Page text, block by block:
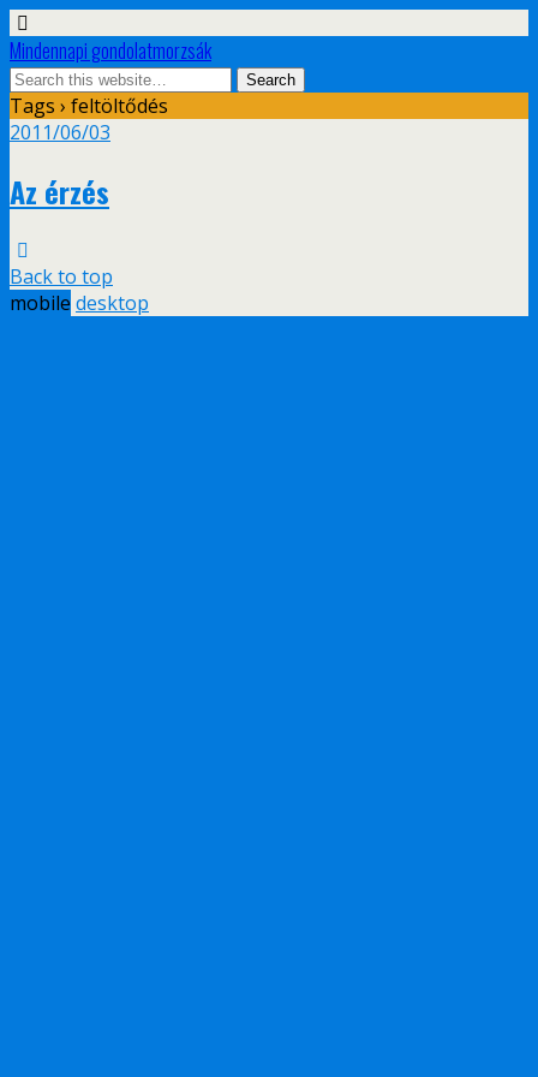
Mindennapi gondolatmorzsák
Tags › feltöltődés
2011/06/03
Az érzés
Back to top
mobile desktop